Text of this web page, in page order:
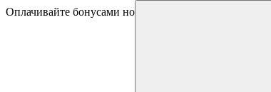
Оплачивайте бонусами новинки и товары со скидками